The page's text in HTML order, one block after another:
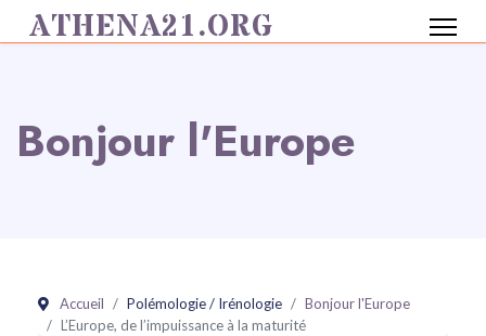
ATHENA21.ORG
Bonjour l'Europe
Accueil Polémologie / Irénologie
Bonjour l'Europe
L’Europe, de l’impuissance à la maturité